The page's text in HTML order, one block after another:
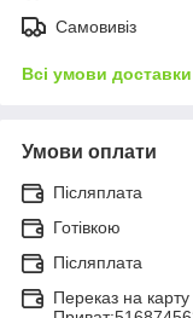
Самовивіз
Всі умови доставки
Умови оплати
Післяплата
Готівкою
Післяплата
Переказ на